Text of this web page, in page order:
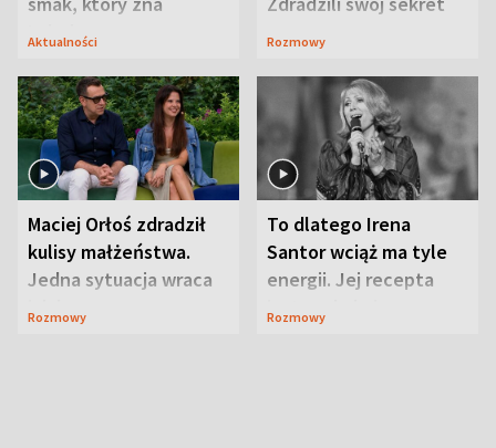
Lubelszczyzna
Aktualności Rozmowy
Maciej Orłoś zdradził
kulisy małżeństwa.
Jedna sytuacja wraca
jak bumerang
Rozmowy
To dlatego Irena
Santor wciąż ma tyle
energii. Jej recepta
jest zaskakująco
Rozmowy